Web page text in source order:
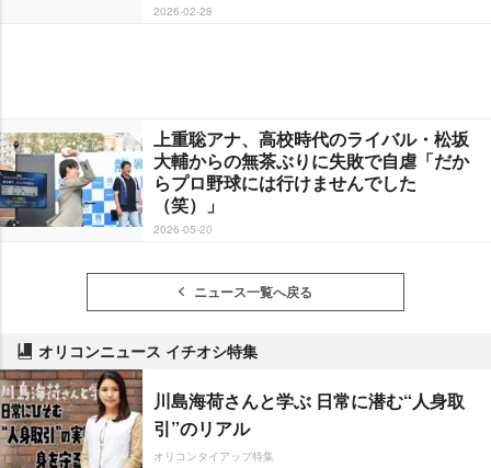
2026-02-28
上重聡アナ、高校時代のライバル・松坂
大輔からの無茶ぶりに失敗で自虐「だか
らプロ野球には行けませんでした
（笑）」
2026-05-20
ニュース一覧へ戻る
オリコンニュース イチオシ特集
川島海荷さんと学ぶ 日常に潜む“人身取
引”のリアル
オリコンタイアップ特集